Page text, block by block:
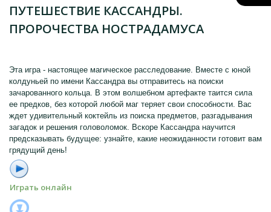
ПУТЕШЕСТВИЕ КАССАНДРЫ.
ПРОРОЧЕСТВА НОСТРАДАМУСА
Эта игра - настоящее магическое расследование. Вместе с юной
колдуньей по имени Кассандра вы отправитесь на поиски
зачарованного кольца. В этом волшебном артефакте таится сила
ее предков, без которой любой маг теряет свои способности. Вас
ждет удивительный коктейль из поиска предметов, разгадывания
загадок и решения головоломок. Вскоре Кассандра научится
предсказывать будущее: узнайте, какие неожиданности готовит вам
грядущий день!
Играть онлайн